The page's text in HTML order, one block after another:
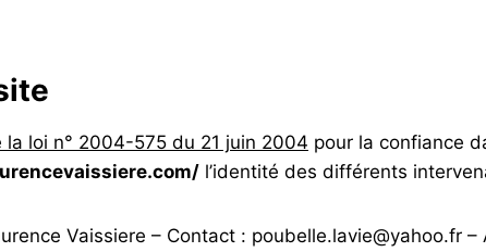
la loi n° 2004-575 du 21 juin 2004 pour la confiance
l’identité des différents
Vaissiere – Contact : poubelle.lavie@yahoo.fr –